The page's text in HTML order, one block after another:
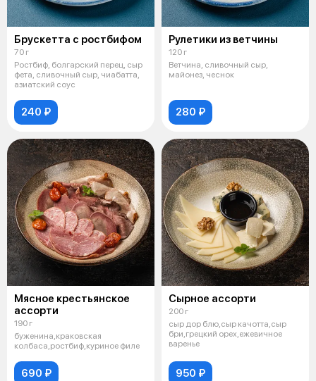
Брускетта с ростбифом
70 г
Ростбиф, болгарский перец, сыр
фета, сливочный сыр, чиабатта,
азиатский соус
240 ₽
Рулетики из ветчины
120 г
Ветчина, сливочный сыр,
майонез, чеснок
280 ₽
Мясное крестьянское
ассорти
190 г
буженина,краковская
колбаса,ростбиф,куриное филе
690 ₽
Сырное ассорти
200 г
сыр дор блю,сыр качотта,сыр
бри,грецкий орех,ежевичное
варенье
950 ₽